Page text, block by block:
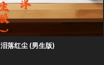
泪落红尘 (男生版)